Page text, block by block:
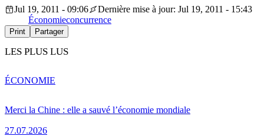
Jul 19, 2011 - 09:06
Dernière mise à jour: Jul 19, 2011 - 15:43
Économieconcurrence
Print Partager
LES PLUS LUS
Merci la Chine : elle a sauvé l’économie mondiale
27.07.2026
ÉCONOMIE